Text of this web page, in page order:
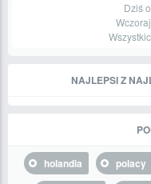
Dziś
NAJLEPSI Z
holandia polacy